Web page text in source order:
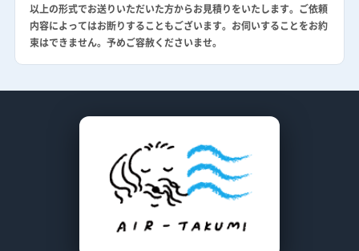
以上の形式でお送りいただいた方からお見積りをいたします。ご依頼
内容によってはお断りすることもございます。お伺いすることをお約
束はできません。予めご容赦くださいませ。